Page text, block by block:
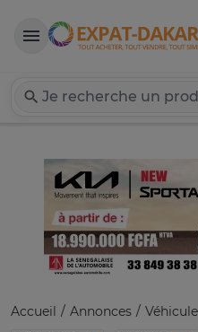
Expat-
Accueil Annonces